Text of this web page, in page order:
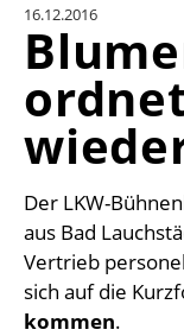
16.12.2016
Der LKW-
aus Bad
Vertrieb
sich auf die
kommen.